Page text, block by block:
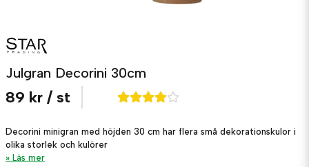
Julgran Decorini 30cm
89 kr / st
Decorini minigran med höjden 30 cm har flera små dekorationskulor i
olika storlek och kulörer
Läs mer